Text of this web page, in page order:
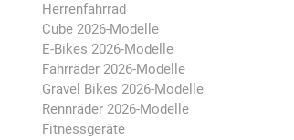
Herrenfahrrad
Cube 2026-Modelle
E-Bikes 2026-Modelle
Fahrräder 2026-Modelle
Gravel Bikes 2026-Modelle
Rennräder 2026-Modelle
Fitnessgeräte